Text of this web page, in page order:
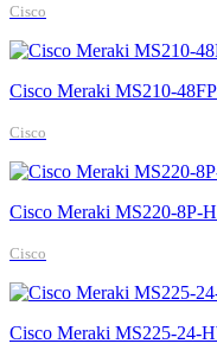
Cisco
Cisco Meraki MS210-
Cisco
Cisco Meraki MS220-8P-
Cisco
Cisco Meraki MS225-24-